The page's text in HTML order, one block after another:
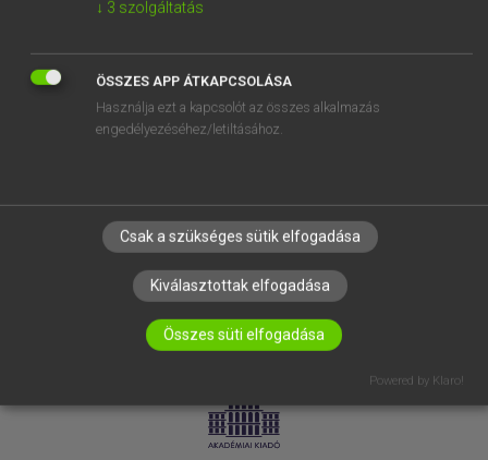
RÓLUNK
ELÉRHETŐSÉG
SÜTI BEÁLLÍTÁSOK
LICENCSZERZŐDÉS ADATVÉDELEM
↓ 3 szolgáltatás
ÖSSZES APP ÁTKAPCSOLÁSA
Használja ezt a kapcsolót az összes alkalmazás
engedélyezéséhez/letiltásához.
Csak a szükséges sütik elfogadása
Kiválasztottak elfogadása
Összes süti elfogadása
Powered by Klaro!